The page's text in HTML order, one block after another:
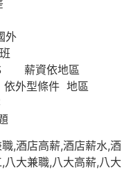
外
＄ 薪資依地區
型條件 地區
,酒店高薪,酒店薪水,酒
大兼職,八大高薪,八大